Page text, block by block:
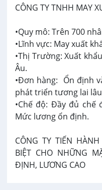
CÔNG TY TNHH MAY
•Quy mô: Trên 700
•Lĩnh vực: May xuất
•Thị Trường: Xuất
Âu.
•Đơn hàng: Ổn định
phát triển tương lai
•Chế độ: Đầy đủ
Mức lương ổn định.
CÔNG TY TIẾN
BIỆT CHO NHỮNG
ĐỊNH, LƯƠNG CAO